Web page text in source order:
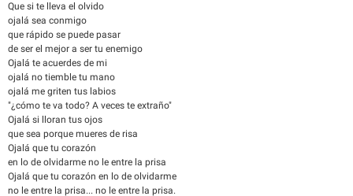
Que si te lleva el olvido
ojalá sea conmigo
que rápido se puede pasar
de ser el mejor a ser tu enemigo
Ojalá te acuerdes de mi
ojalá no tiemble tu mano
ojalá me griten tus labios
"¿cómo te va todo? A veces te extraño"
Ojalá si lloran tus ojos
que sea porque mueres de risa
Ojalá que tu corazón
en lo de olvidarme no le entre la prisa
Ojalá que tu corazón en lo de olvidarme
no le entre la prisa... no le entre la prisa.